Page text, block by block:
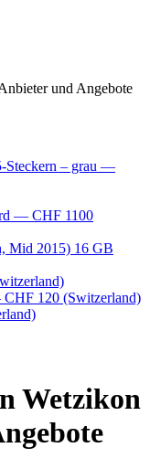
und Angebote
– grau —
— CHF 1100
Mid 2015) 16 GB
120 (Switzerland)
Wetzikon